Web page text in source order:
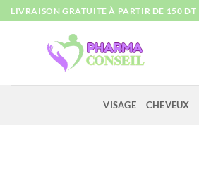
Passer
au
LIVRAISON GRATUITE À PARTIR DE 150 DT
VISAGE CHEVEUX